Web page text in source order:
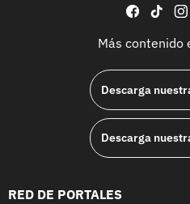
facebook
tiktok
Más contenido
Descarga
Descarga
RED DE PORTALES